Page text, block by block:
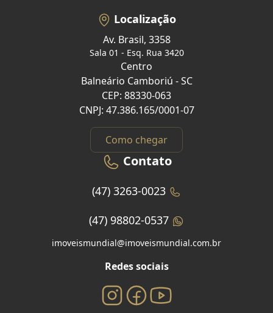
Localização
Av. Brasil, 3358
Sala 01 - Esq. Rua 3420
Centro
Balneário Camboriú - SC
CEP: 88330-063
CNPJ: 47.386.165/0001-07
Como chegar
Contato
(47) 3263-0023
(47) 98802-0537
imoveismundial@imoveismundial.com.br
Redes sociais